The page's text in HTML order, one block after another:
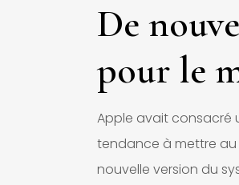
De
pour le
Apple avait consacré
tendance à mettre au
nouvelle version du